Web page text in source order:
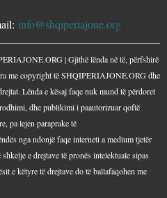
info@shqiperiajone.org
| Gjithë lënda në të, përfshirë
me copyright të SHQIPERIAJONE.ORG dhe
Lënda e kësaj faqe nuk mund të përdoret
dhe publikimi i paautorizuar qoftë
pa lejen paraprake të
nga ndonjë faqe interneti a medium tjetër
e drejtave të pronës intelektuale sipas
e këtyre të drejtave do të ballafaqohen me